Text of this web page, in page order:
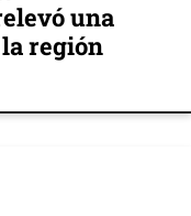
una
región